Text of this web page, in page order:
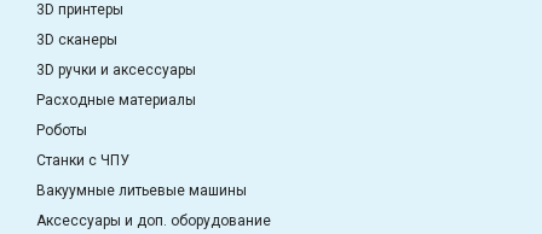
3D принтеры
3D сканеры
3D ручки и аксессуары
Расходные материалы
Роботы
Станки с ЧПУ
Вакуумные литьевые машины
Аксессуары и доп. оборудование